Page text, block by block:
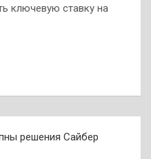
ключевую ставку на
решения Сайбер